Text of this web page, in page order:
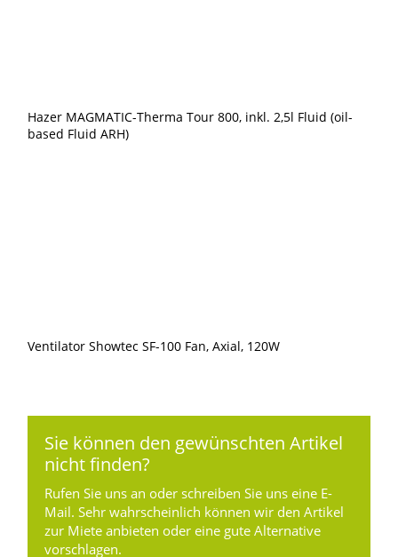
Hazer MAGMATIC-Therma Tour 800, inkl. 2,5l Fluid (oil-
based Fluid ARH)
Ventilator Showtec SF-100 Fan, Axial, 120W
Sie können den gewünschten Artikel
nicht finden?
Rufen Sie uns an oder schreiben Sie uns eine E-
Mail. Sehr wahrscheinlich können wir den Artikel
zur Miete anbieten oder eine gute Alternative
vorschlagen.